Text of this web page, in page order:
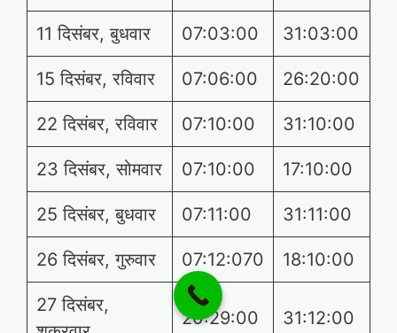
11 दिसंबर, बुधवार 07:03:00 31:03:00
15 दिसंबर, रविवार 07:06:00 26:20:00
22 दिसंबर, रविवार 07:10:00 31:10:00
23 दिसंबर, सोमवार 07:10:00 17:10:00
25 दिसंबर, बुधवार 07:11:00 31:11:00
26 दिसंबर, गुरुवार 07:12:070 18:10:00
27 दिसंबर,
20:29:00 31:12:00